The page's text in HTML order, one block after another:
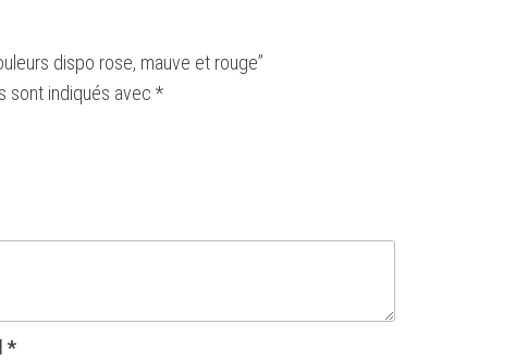
dispo rose, mauve et rouge”
sont indiqués avec *
*